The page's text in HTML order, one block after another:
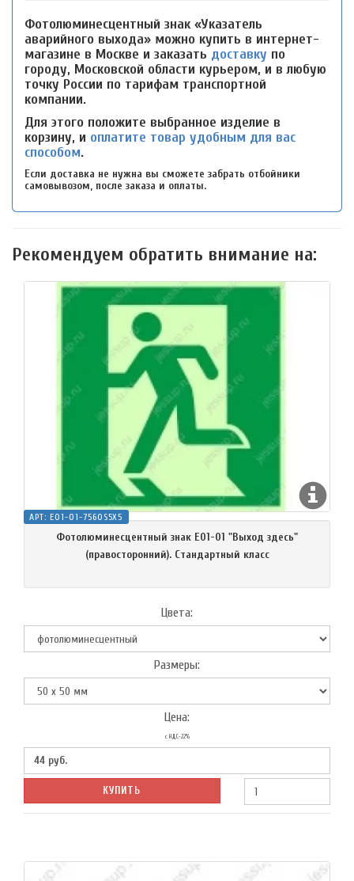
Фотолюминесцентный знак «Указатель
аварийного выхода» можно купить в интернет-
магазине в Москве и заказать доставку по
городу, Московской области курьером, и в любую
точку России по тарифам транспортной
компании.
Для этого положите выбранное изделие в
корзину, и оплатите товар удобным для вас
способом.
Если доставка не нужна вы сможете забрать отбойники
самовывозом, после заказа и оплаты.
Рекомендуем обратить внимание на:
АРТ: E01-01-7560S5X5
Фотолюминесцентный знак Е01-01 "Выход здесь"
(правосторонний). Стандартный класс
Цвета:
Размеры:
Цена:
с НДС-22%
44 руб.
КУПИТЬ